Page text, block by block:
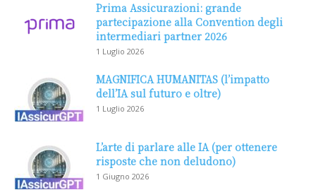
Prima Assicurazioni: grande
partecipazione alla Convention degli
intermediari partner 2026
1 Luglio 2026
MAGNIFICA HUMANITAS (l’impatto
dell’IA sul futuro e oltre)
1 Luglio 2026
L’arte di parlare alle IA (per ottenere
risposte che non deludono)
1 Giugno 2026